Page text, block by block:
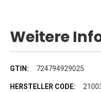
Weitere
Weitere
724794929025